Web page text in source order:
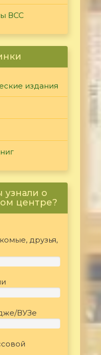
ВСС
издания
узнали о
центре?
друзья,
ВУЗе